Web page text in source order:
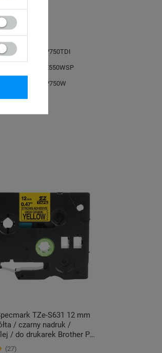
P-touch PT-P750TDI
P-touch PT-E550WSP
P-touch PT-P750W
TZe-S631 12 mm
/ czarny nadruk /
/ do drukarek Brother P-
27